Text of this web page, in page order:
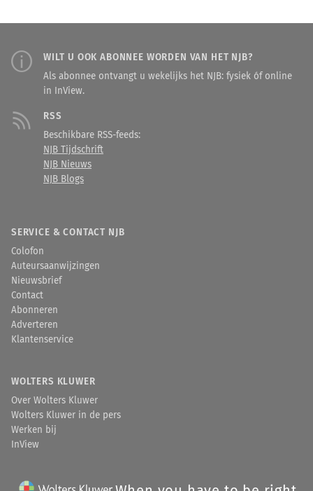
WILT U OOK ABONNEE WORDEN VAN HET NJB?
Als abonnee ontvangt u wekelijks het NJB: fysiek óf online
in InView.
RSS
Beschikbare RSS-feeds:
NJB Tijdschrift
NJB Nieuws
NJB Blogs
SERVICE & CONTACT NJB
Colofon
Auteursaanwijzingen
Nieuwsbrief
Contact
Abonneren
Adverteren
Klantenservice
WOLTERS KLUWER
Over Wolters Kluwer
Wolters Kluwer in de pers
Werken bij
InView